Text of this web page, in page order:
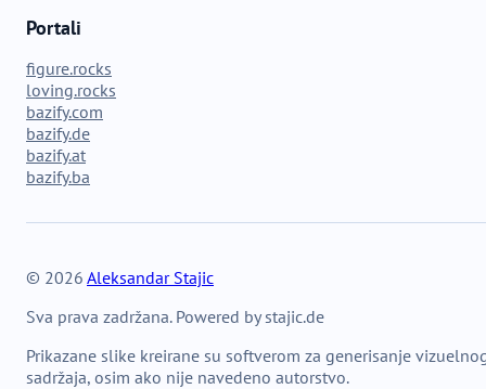
Portali
figure.rocks
loving.rocks
bazify.com
bazify.de
bazify.at
bazify.ba
© 2026 Aleksandar Stajic
Sva prava zadržana. Powered by stajic.de
Prikazane slike kreirane su softverom za generisanje
sadržaja, osim ako nije navedeno autorstvo.